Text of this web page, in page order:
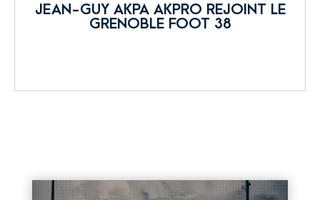
JEAN-GUY AKPA AKPRO REJOINT LE
GRENOBLE FOOT 38